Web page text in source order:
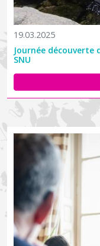
19.03.2025
Journée découverte
SNU
Ce jeudi 13 mars, les
nationaux de France
national de...